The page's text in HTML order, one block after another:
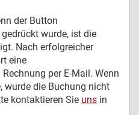
der Button
wurde, ist die
Nach erfolgreicher
eine
per E-Mail. Wenn
wurde die Buchung nicht
kontaktieren Sie uns in